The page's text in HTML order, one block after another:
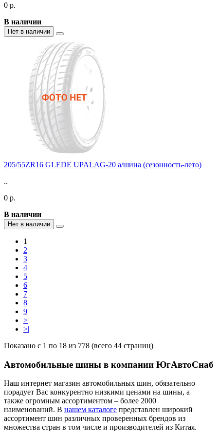
0 р.
В наличии
Нет в наличии
205/55ZR16 GLEDE UPALAG-20 а/шина (сезонность-лето)
..
0 р.
В наличии
Нет в наличии
1
2
3
4
5
6
7
8
9
>
>|
Показано с 1 по 18 из 778 (всего 44 страниц)
Автомобильные шины в компании ЮгАвтоСнаб
Наш интернет магазин автомобильных шин, обязательно
порадует Вас конкурентно низкими ценами на шины, а
также огромным ассортиментом – более 2000
наименований. В нашем каталоге представлен широкий
ассортимент шин различных проверенных брендов из
множества стран в том числе и производителей из Китая.